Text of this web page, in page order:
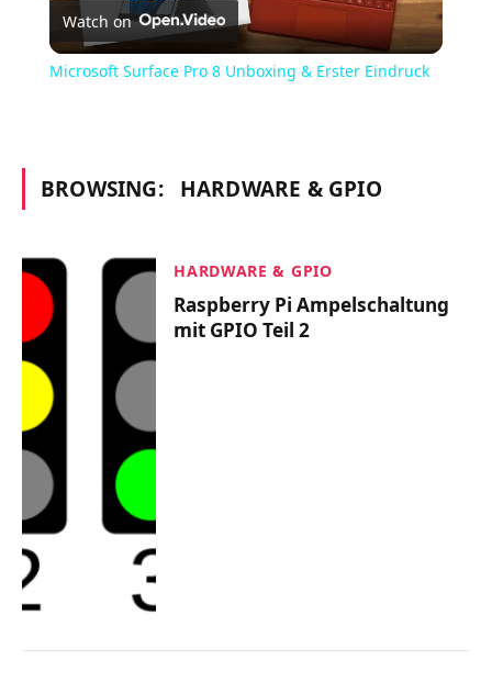
Video
Watch on
Microsoft Surface Pro 8 Unboxing & Erster Eindruck
BROWSING: HARDWARE & GPIO
HARDWARE & GPIO
Raspberry Pi Ampelschaltung
mit GPIO Teil 2